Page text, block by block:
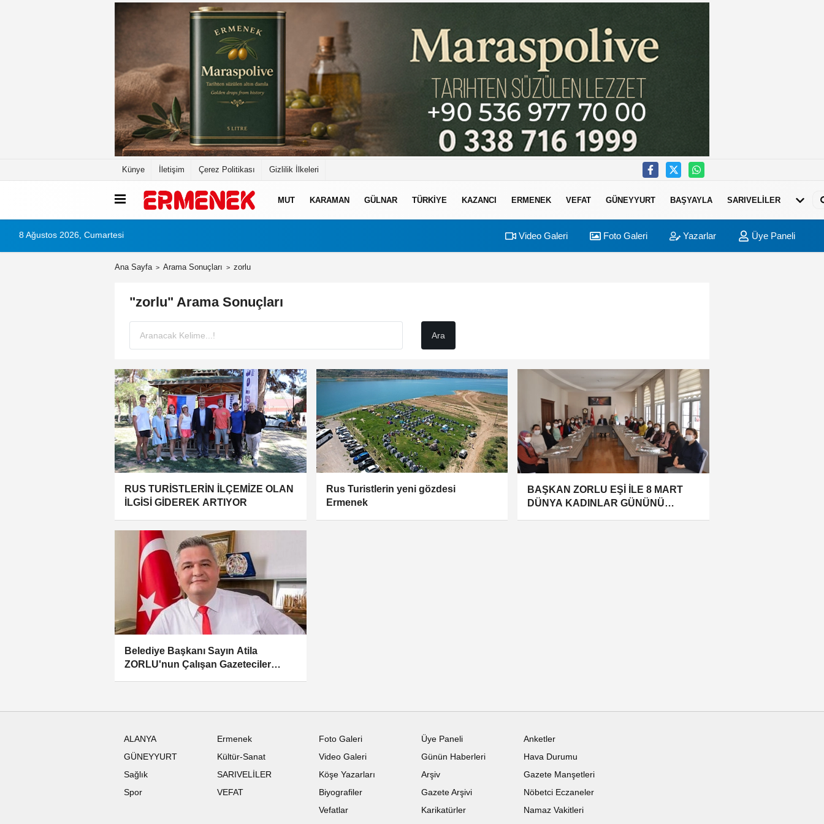
Künye İletişim Çerez Politikası Gizlilik İlkeleri
MUT KARAMAN GÜLNAR TÜRKIYE KAZANCI ERMENEK VEFAT GÜNEYYURT BAŞYAYLA SARIVELİLER
8 Ağustos 2026, Cumartesi Video Galeri Foto Galeri Yazarlar Üye Paneli
Ana Sayfa Arama Sonuçları zorlu
"zorlu" Arama Sonuçları
RUS TURİSTLERİN İLÇEMİZE OLAN
İLGİSİ GİDEREK ARTIYOR
Rus Turistlerin yeni gözdesi
Ermenek
BAŞKAN ZORLU EŞİ İLE 8 MART
DÜNYA KADINLAR GÜNÜNÜ
Belediye Başkanı Sayın Atila
ZORLU'nun Çalışan Gazeteciler
ALANYA
Ermenek
GÜNEYYURT
Kültür-Sanat
Sağlık
SARIVELİLER
Spor
VEFAT
Foto Galeri
Video Galeri
Köşe Yazarları
Biyografiler
Vefatlar
Üye Paneli
Günün Haberleri
Arşiv
Gazete Arşivi
Karikatürler
Anketler
Hava Durumu
Gazete Manşetleri
Nöbetci Eczaneler
Namaz Vakitleri